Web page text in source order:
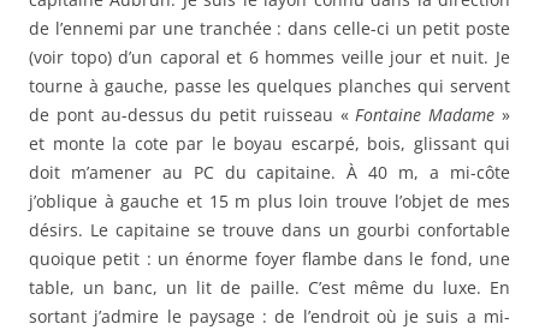
de l’ennemi par une tranchée : dans celle-ci un petit poste
(voir topo) d’un caporal et 6 hommes veille jour et nuit. Je
tourne à gauche, passe les quelques planches qui servent
de pont au-dessus du petit ruisseau «Fontaine Madame »
et monte la cote par le boyau escarpé, bois, glissant qui
doit m’amener au PC du capitaine. À 40 m, a mi-côte
j’oblique à gauche et 15 m plus loin trouve l’objet de mes
désirs. Le capitaine se trouve dans un gourbi confortable
quoique petit : un énorme foyer flambe dans le fond, une
table, un banc, un lit de paille. C’est même du luxe. En
sortant j’admire le paysage : de l’endroit où je suis a mi-